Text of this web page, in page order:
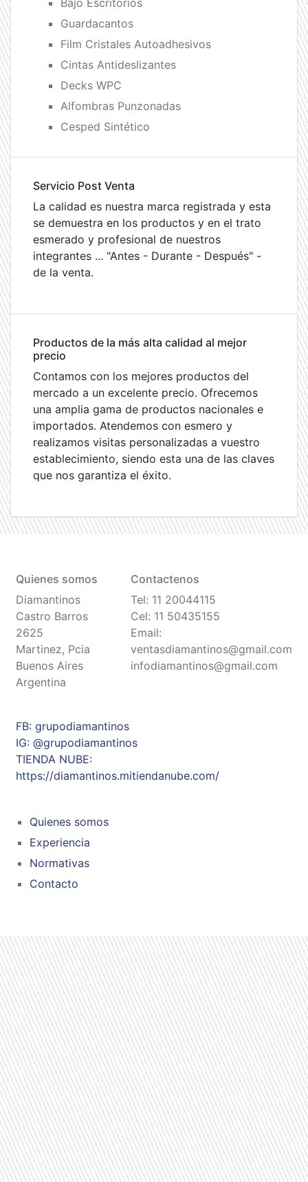
Bajo Escritorios
Guardacantos
Film Cristales Autoadhesivos
Cintas Antideslizantes
Decks WPC
Alfombras Punzonadas
Cesped Sintético
Servicio Post Venta
La calidad es nuestra marca registrada y esta
se demuestra en los productos y en el trato
esmerado y profesional de nuestros
integrantes ... "Antes - Durante - Después" -
de la venta.
Productos de la más alta calidad al mejor
precio
Contamos con los mejores productos del
mercado a un excelente precio. Ofrecemos
una amplia gama de productos nacionales e
importados. Atendemos con esmero y
realizamos visitas personalizadas a vuestro
establecimiento, siendo esta una de las claves
que nos garantiza el éxito.
Quienes somos
Diamantinos
Castro Barros
2625
Martinez, Pcia
Buenos Aires
Argentina
Contactenos
Tel: 11 20044115
Cel: 11 50435155
Email:
ventasdiamantinos@gmail.com
infodiamantinos@gmail.com
FB: grupodiamantinos
IG: @grupodiamantinos
TIENDA NUBE:
https://diamantinos.mitiendanube.com/
Quienes somos
Experiencia
Normativas
Contacto